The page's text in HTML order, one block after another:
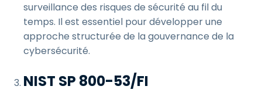
surveillance des risques de sécurité au fil du
temps. Il est essentiel pour développer une
approche structurée de la gouvernance de la
cybersécurité.
NIST SP 800-53/FI